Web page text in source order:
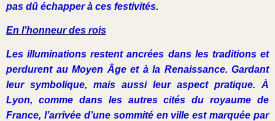
pas dû échapper à ces festivités.
En l’honneur des rois
Les illuminations restent ancrées dans les traditions et
perdurent au Moyen Âge et à la Renaissance. Gardant
leur symbolique, mais aussi leur aspect pratique. À
Lyon, comme dans les autres cités du royaume de
France, l’arrivée d’une sommité en ville est marquée par